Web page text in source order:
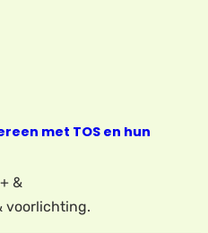
met TOS en hun
&
voorlichting.